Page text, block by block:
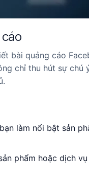
bài quảng cáo
chỉ thu hút sự chú
làm nổi bật sản
phẩm hoặc dịch